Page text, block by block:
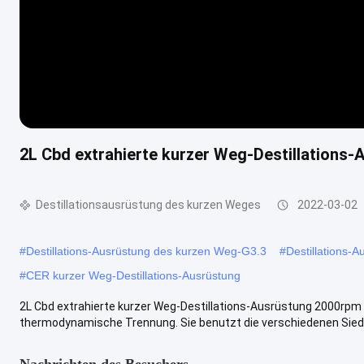
2L Cbd extrahierte kurzer Weg-Destillations-
Destillationsausrüstung des kurzen Weges 2022-03-02
#Destillations-Ausrüstung des kurzen Weg-G3.3 #Destillations-
#CER kurzer Weg-Destillations-Ausrüstung
2L Cbd extrahierte kurzer Weg-Destillations-Ausrüstung
thermodynamische Trennung. Sie benutzt die verschiedenen